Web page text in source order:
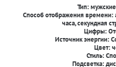
Тип:
Способ отображения времени:
часа, секундная
Цифры:
Источник энергии:
Цвет:
Стиль:
Подсветка: